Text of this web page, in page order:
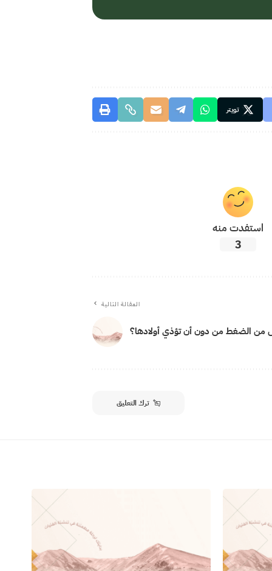
تويتر
استفدت منه
3
المقالة التالية
من الضغط من دون أن تؤذي أولادها؟
ترك التعليق